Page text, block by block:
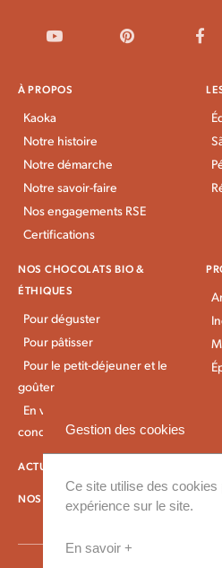
À PROPOS
Kaoka
Notre histoire
Notre démarche
Notre savoir-faire
Nos engagements RSE
Certifications
NOS CHOCOLATS BIO &
ÉTHIQUES
Pour déguster
Pour pâtisser
Pour le petit-déjeuner et le
goûter
En vrac et gros
conditionnement
ACTUALITÉS KAOKA
NOS CONDITIONS DE LIVRAISON
Gestion des cookies
Ce site utilise des
expérience sur le site.
En savoir +